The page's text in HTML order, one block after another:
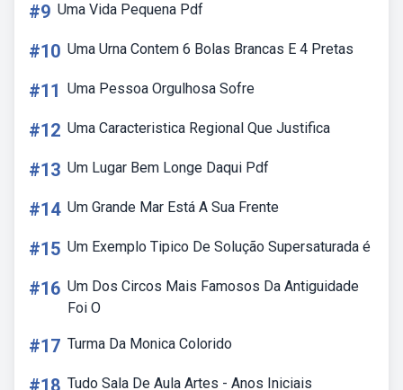
#9 Uma Vida Pequena Pdf
#10 Uma Urna Contem 6 Bolas Brancas E 4 Pretas
#11 Uma Pessoa Orgulhosa Sofre
#12 Uma Caracteristica Regional Que Justifica
#13 Um Lugar Bem Longe Daqui Pdf
#14 Um Grande Mar Está A Sua Frente
#15 Um Exemplo Tipico De Solução Supersaturada é
#16 Um Dos Circos Mais Famosos Da Antiguidade
Foi O
#17 Turma Da Monica Colorido
#18 Tudo Sala De Aula Artes - Anos Iniciais